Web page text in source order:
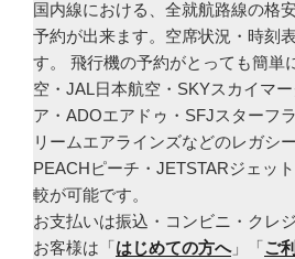
国内線における、全就航路線の格
予約が出来ます。空席状況・時刻
す。 飛行機の予約がとっても簡単
空・JAL日本航空・SKYスカイマ
ア・ADOエアドゥ・SFJスターフ
リームエアラインズなどのレガシ
PEACHピーチ・JETSTARジェッ
較が可能です。
お支払いは振込・コンビニ・クレ
お客様は「はじめての方へ」「ご